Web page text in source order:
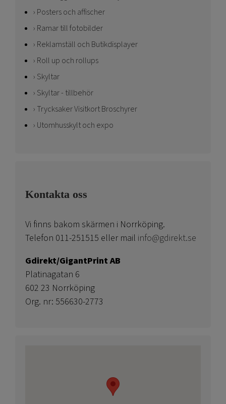
Posters och affischer
Ramar till fotobilder
Reklamställ och Butikdisplayer
Roll up och rollups
Skyltar
Skyltar - tillbehör
Trycksaker Visitkort Broschyrer
Utomhusskylt och expo
Kontakta oss
Vi finns bakom skärmen i Norrköping.
Telefon 011-251515 eller mail info@gdirekt.se
Gdirekt/GigantPrint AB
Platinagatan 6
602 23 Norrköping
Org. nr: 556630-2773